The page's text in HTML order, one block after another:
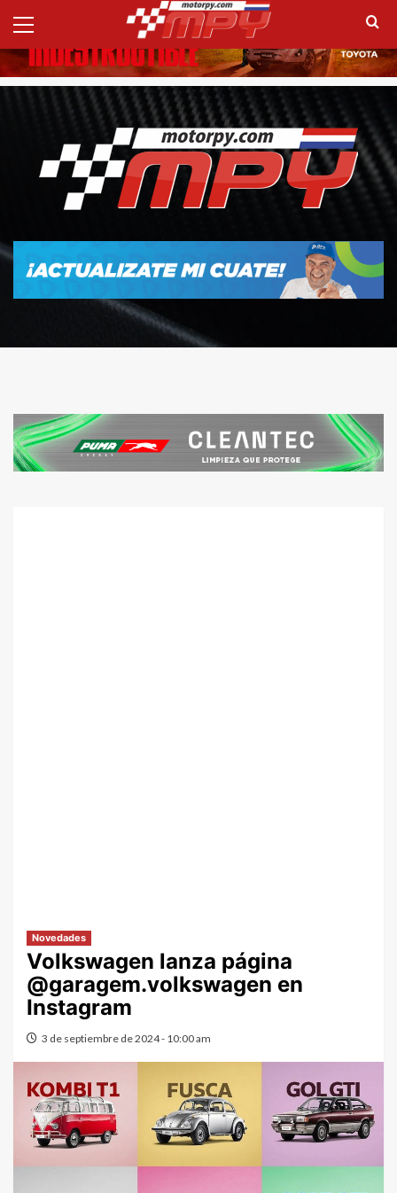
Novedades
Volkswagen lanza página
@garagem.volkswagen en
Instagram
3 de septiembre de 2024 - 10:00 am